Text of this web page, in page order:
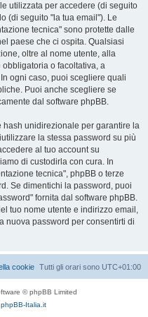
utilizzata per accedere (di seguito
(di seguito "la tua email"). Le
tecnica" sono protette dalle
paese che ci ospita. Qualsiasi
oltre al nome utente, alla
o facoltativa, a
ogni caso, puoi scegliere quali
Puoi anche scegliere se
dal software phpBB.
hash unidirezionale per garantire la
la stessa password su più
al tuo account su
di custodirla con cura. In
tecnica", phpBB o terze
Se dimentichi la password, puoi
fornita dal software phpBB.
tuo nome utente e indirizzo email,
nuova password per consentirti di
Tutti gli orari sono UTC+01:00
cookie
© phpBB Limited
phpBB-Italia.it